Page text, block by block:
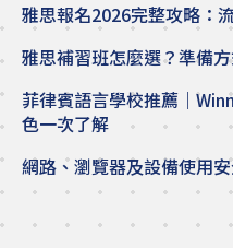
雅思報名2026完整攻略：
雅思補習班怎麼選？準備
菲律賓語言學校推薦｜
色一次了解
網路、瀏覽器及設備使用